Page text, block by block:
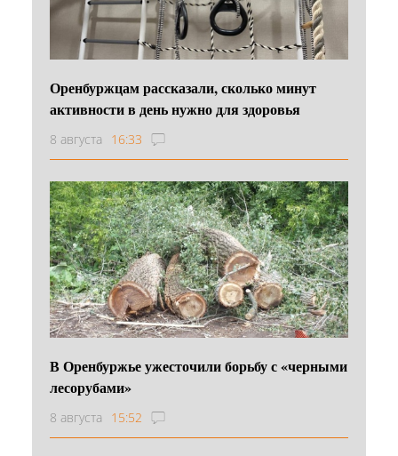
Оренбуржцам рассказали, сколько минут
активности в день нужно для здоровья
8 августа 16:33
В Оренбуржье ужесточили борьбу с «черными
лесорубами»
8 августа 15:52